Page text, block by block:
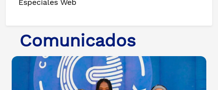
Especiales Web
Comunicados